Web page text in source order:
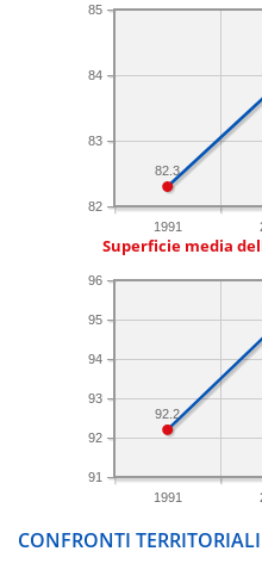
1991
82
83
84
85
82.3
Superficie media
1991
91
92
93
94
95
96
92.2
CONFRONTI